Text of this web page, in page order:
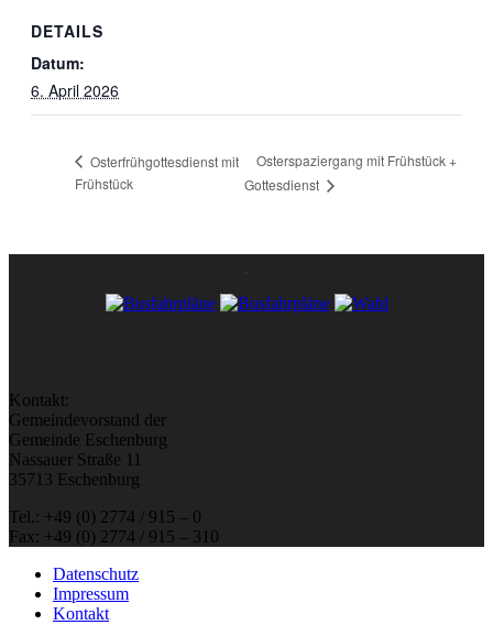
DETAILS
Datum:
6. April 2026
Osterfrühgottesdienst mit
Frühstück
Osterspaziergang mit Frühstück +
Gottesdienst
Kontakt:
Gemeindevorstand der
Gemeinde Eschenburg
Nassauer Straße 11
35713 Eschenburg
Tel.: +49 (0) 2774 / 915 – 0
Fax: +49 (0) 2774 / 915 – 310
Datenschutz
Impressum
Kontakt